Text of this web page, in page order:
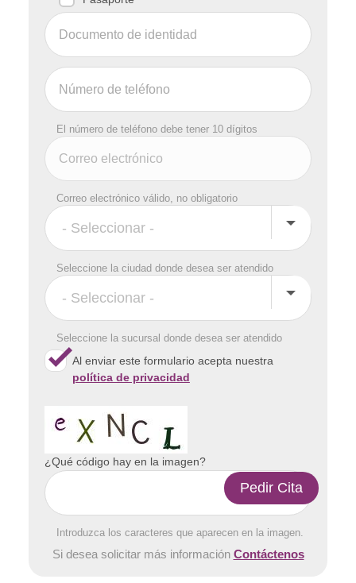
El número de teléfono debe tener 10 dígitos
Correo electrónico válido, no obligatorio
Seleccione la ciudad donde desea ser atendido
Seleccione la sucursal donde desea ser atendido
Al enviar este formulario acepta nuestra
política de privacidad
¿Qué código hay en la imagen?
Introduzca los caracteres que aparecen en la imagen.
Si desea solicitar más información Contáctenos